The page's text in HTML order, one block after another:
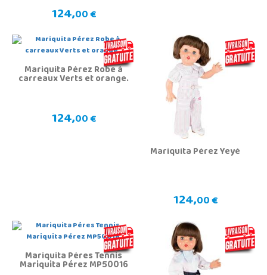
124,00 €
Mariquita Pérez Robe à
carreaux Verts et orange.
124,00 €
Mariquita Pérez Yeyé
124,00 €
Mariquita Péres Tennis
Mariquita Pérez MP50016